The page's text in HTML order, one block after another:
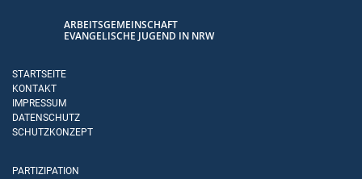
ARBEITSGEMEINSCHAFT
EVANGELISCHE JUGEND IN NRW
STARTSEITE
KONTAKT
IMPRESSUM
DATENSCHUTZ
SCHUTZKONZEPT
PARTIZIPATION